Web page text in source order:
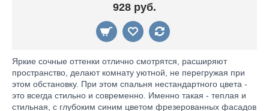
928 руб.
Яркие сочные оттенки отлично смотрятся, расширяют
пространство, делают комнату уютной, не перегружая при
этом обстановку. При этом спальня нестандартного цвета -
это всегда стильно и современно. Именно такая - теплая и
стильная, с глубоким синим цветом фрезерованных фасадов